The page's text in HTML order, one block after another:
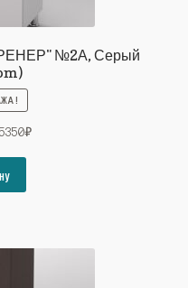
№2А, Серый
₽Текущая